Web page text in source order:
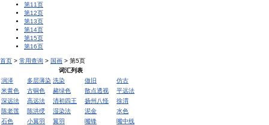
第11页
第12页
第13页
第14页
第15页
第16页
首页 > 常用查询 > 国画 > 第5页
词汇列表
润泽
多层薄染 洗染 做旧
仿古
米黄色
古铜色 赭绿色 散点透视
平远法
深远法
高远法 清初四王 扬州八怪
徐渭
陈老莲
陈洪绶 湿染法 泥金
水色
石色
小翼羽 翼羽 嘴锋
嘴中线